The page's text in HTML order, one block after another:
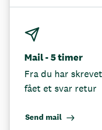
Mail - 5 timer
Fra du har
fået et svar retur
Send mail